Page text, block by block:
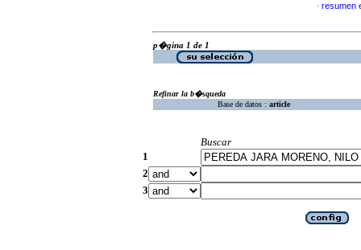
· resumen
p�gina 1 de 1
Refinar la b�squeda
Base de datos : article
Buscar
1
2
3